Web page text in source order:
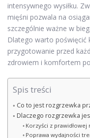
intensywnego wysiłku.
mięśni pozwala na
szczególnie ważne w
Dlatego warto poświęcić
przygotowanie przed
zdrowiem i komfortem
Spis treści
Co to jest rozgrzewka
Dlaczego rozgrzewka
Korzyści z prawidłowej
Poprawa wydajności